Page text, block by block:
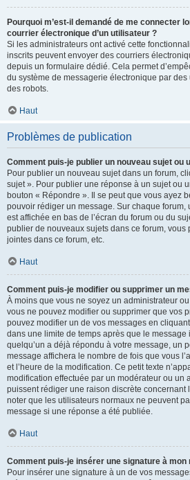
Pourquoi m’est-il demandé de me connecter
courrier électronique d’un utilisateur ?
Si les administrateurs ont activé cette
inscrits peuvent envoyer des courriers
depuis un formulaire dédié. Cela permet
du système de messagerie électronique par
des robots.
Haut
Problèmes de publication
Comment puis-je publier un nouveau sujet ou
Pour publier un nouveau sujet dans un forum,
sujet ». Pour publier une réponse à un sujet ou
bouton « Répondre ». Il se peut que vous ayez
pouvoir rédiger un message. Sur chaque forum,
est affichée en bas de l’écran du forum ou du
publier de nouveaux sujets dans ce forum, vous
jointes dans ce forum, etc.
Haut
Comment puis-je modifier ou supprimer un
À moins que vous ne soyez un administrateur
vous ne pouvez modifier ou supprimer que vos
pouvez modifier un de vos messages en
dans une limite de temps après que le message
quelqu’un a déjà répondu à votre message, un
message affichera le nombre de fois que vous
et l’heure de la modification. Ce petit texte
modification effectuée par un modérateur ou un
puissent rédiger une raison discrète concernant
noter que les utilisateurs normaux ne peuvent
message si une réponse a été publiée.
Haut
Comment puis-je insérer une signature à mon
Pour insérer une signature à un de vos